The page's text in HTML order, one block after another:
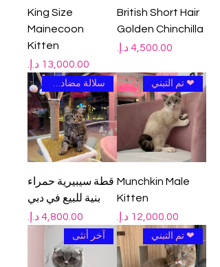
British Short Hair
Golden Chinchilla
السعر
King Size
Mainecoon
Kitten
السعر
❤ تم التبني
Munchkin Male
Kitten
السعر
سلالة مضادة للحساسية
قطة سيبيرية حمراء
بنية للبيع في دبي
السعر
❤ تم التبني آخر أنثى